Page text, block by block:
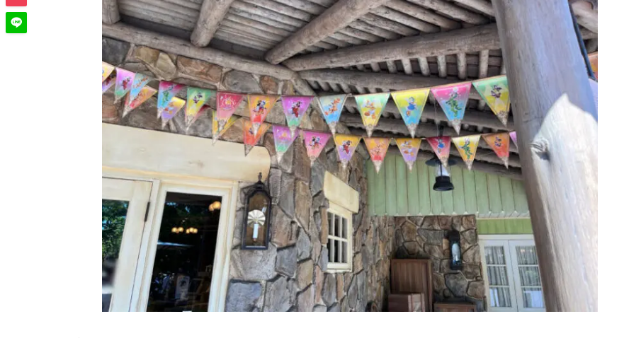
の40周年では「ドリームゴーラウンド」をテーマに1年間を通してお祝いします。
【感動】東京ディズニーリゾート40周年の”ドリームゴーラウンド”の意味とは？
ガーランドのようにみんなの気持ちをひとつにつなぐ思いから、パーク内の多くの場所でガーランドが装飾され
ています。
その施策のひとつとして「ドリームガーランドシール」をキャストが配っています。